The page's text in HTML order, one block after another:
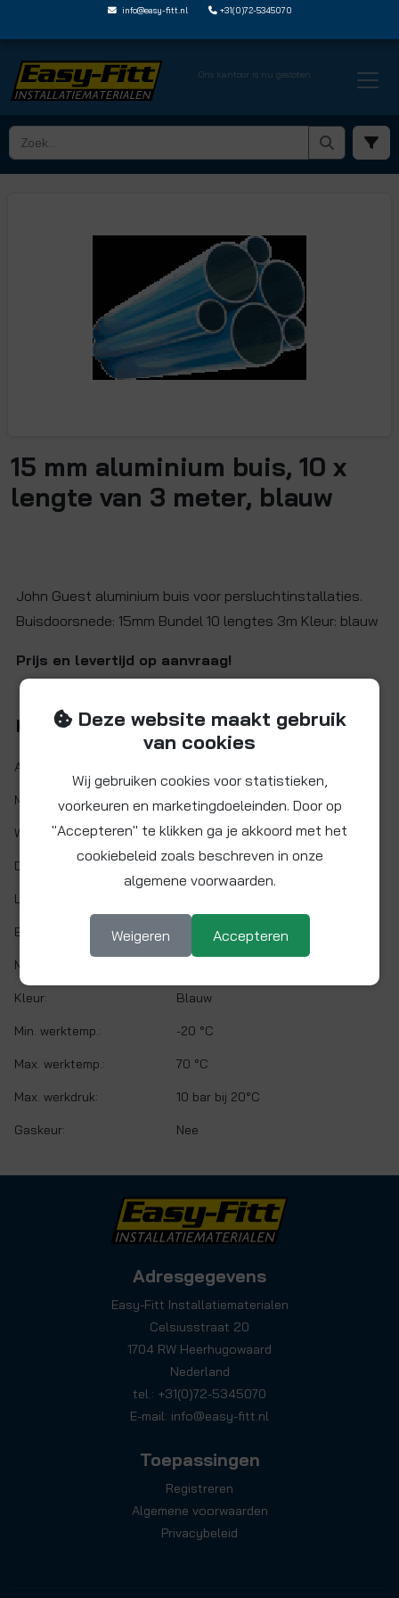
info@easy-fitt.nl +31(0)72-5345070
Ons kantoor is nu gesloten
HOME › ALUMINIUM BUIZEN › AL M1513 3M 10B
15 mm aluminium buis, 10 x
lengte van 3 meter, blauw
John Guest aluminium buis voor persluchtinstallaties.
Buisdoorsnede: 15mm Bundel 10 lengtes 3m Kleur: blauw
Prijs en levertijd op aanvraag!
Kenmerken
Artikelnr.:
Maat: Ø 15 x 13 mm
Wanddikte: 1 mm
Doorlaat: Ø 13 mm
Lengte:
Buigradius: Niet buigen
Materiaal:
Kleur: Blauw
Min. werktemp.: -20 °C
Max. werktemp.: 70 °C
Max. werkdruk: 10 bar bij 20°C
Gaskeur: Nee
Adresgegevens
Easy-Fitt Installatiematerialen
Celsiusstraat 20
1704 RW Heerhugowaard
Nederland
tel.: +31(0)72-5345070
E-mail: info@easy-fitt.nl
Toepassingen
Registreren
Algemene voorwaarden
Privacybeleid
Deze website maakt gebruik
van cookies
Wij gebruiken cookies voor statistieken,
voorkeuren en marketingdoeleinden. Door op
"Accepteren" te klikken ga je akkoord met het
cookiebeleid zoals beschreven in onze
algemene voorwaarden.
Weigeren Accepteren